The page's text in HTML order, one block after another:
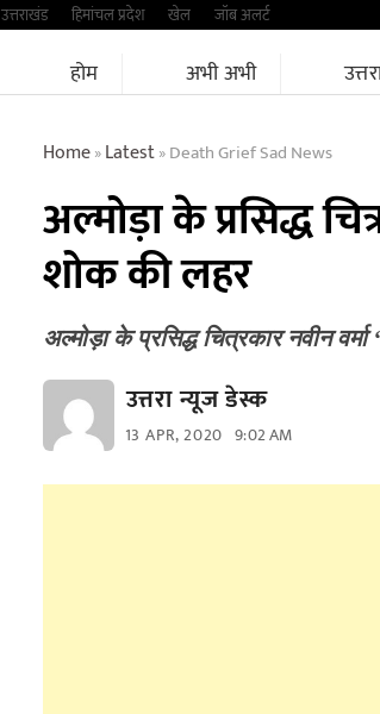
उत्तराखंड हिमांचल प्रदेश खेल जॉब अलर्ट
होम अभी अभी
Home»Latest»Death Grief Sad News
अल्मोड़ा के प्रसिद्ध
शोक की लहर
अल्मोड़ा के प्रसिद्ध चित्रकार नवीन
उत्तरा न्यूज डेस्क
13 APR, 2020 9:02 AM